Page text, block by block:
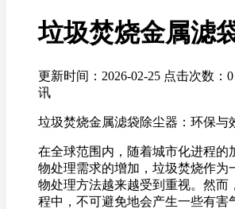
垃圾焚烧金属滤
更新时间：2026-02-25 点击次数：0
讯
垃圾焚烧金属滤袋除尘器：环保与
在全球范围内，随着城市化进程的
物处理需求的增加，垃圾焚烧作为
物处理方法越来越受到重视。然而
程中，不可避免地会产生一些有害